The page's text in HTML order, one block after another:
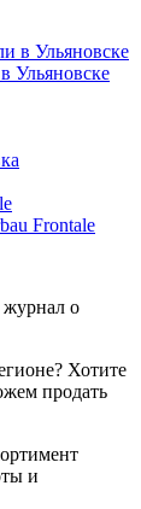
Ульяновске
Frontale
о
Хотите
продать
и